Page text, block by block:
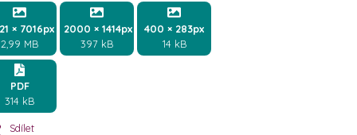
× 7016px
2,99 MB
2000 × 1414px
397 kB
400 × 283px
14 kB
PDF
314 kB
Sdílet